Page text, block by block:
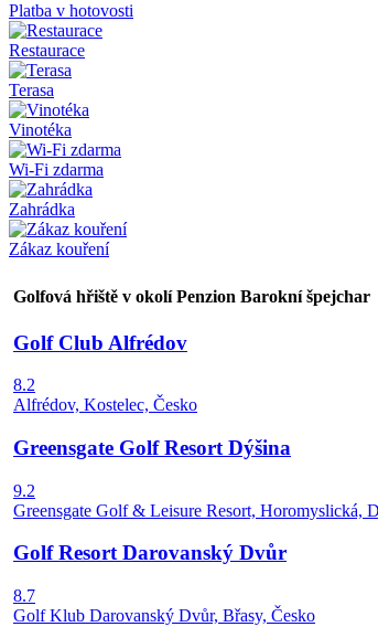
Platba v hotovosti
Restaurace
Terasa
Vinotéka
Wi-Fi zdarma
Zahrádka
Zákaz kouření
Golfová hřiště v okolí Penzion Barokní špejchar
Golf Club Alfrédov
8.2
Alfrédov, Kostelec, Česko
Greensgate Golf Resort Dýšina
9.2
Greensgate Golf & Leisure Resort, Horomyslická,
Golf Resort Darovanský Dvůr
8.7
Golf Klub Darovanský Dvůr, Břasy, Česko